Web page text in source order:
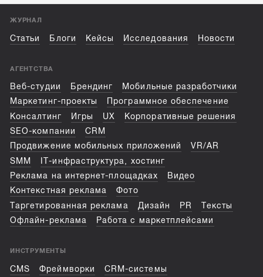
ЖУРНАЛ
Статьи Блоги Кейсы Исследования Новости
АГЕНТСТВА
Веб-студии Брендинг
Мобильные разработчики
Маркетинг-проекты
Программное обеспечение
Консалтинг
Игры UX
Корпоративные решения
SEO-компании
CRM
Продвижение мобильных приложений
VR/AR
SMM
IT-инфраструктура, хостинг
Реклама на интернет-площадках
Видео
Контекстная реклама
Фото
Таргетированная реклама
Дизайн PR
Тексты
Офлайн-реклама
Работа с маркетплейсами
ИНСТРУМЕНТЫ
CMS Фреймворки
CRM-системы